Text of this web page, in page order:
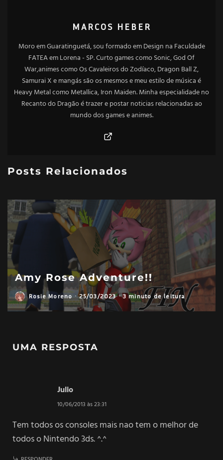
MARCOS HEBER
Moro em Guaratinguetá, sou formado em Design na Faculdade
FATEA em Lorena - SP. Curto games como Sonic, God Of
War,animes como Os Cavaleiros do Zodíaco, Dragon Ball Z,
Samurai X e mangás são os mesmos e meu estilo de música é
Heavy Metal como Metallica, Iron Maiden. Minha especialidade no
Recanto do Dragão é trazer e postar noticias relacionadas ao
mundo dos games e animes.
Posts Relacionados
Amy Rose Adventure!!
Rosie Moreno · 25/03/2023 · 3 minuto de leitura
UMA RESPOSTA
Julio
10/06/2013 às 23:31
Tem todos os consoles mais nao tem o melhor de
todos o Nintendo 3ds. ^.^